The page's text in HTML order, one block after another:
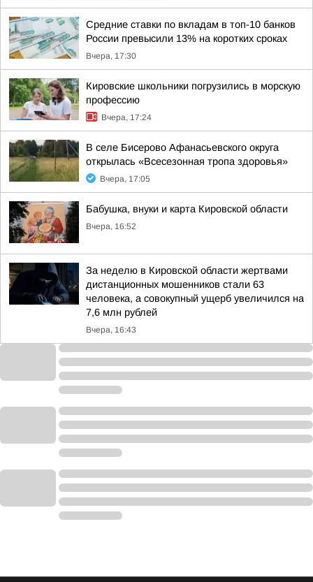
Средние ставки по вкладам в топ-10 банков
России превысили 13% на коротких сроках
Вчера, 17:30
Кировские школьники погрузились в морскую
профессию
Вчера, 17:24
В селе Бисерово Афанасьевского округа
открылась «Всесезонная тропа здоровья»
Вчера, 17:05
Бабушка, внуки и карта Кировской области
Вчера, 16:52
За неделю в Кировской области жертвами
дистанционных мошенников стали 63
человека, а совокупный ущерб увеличился на
7,6 млн рублей
Вчера, 16:43